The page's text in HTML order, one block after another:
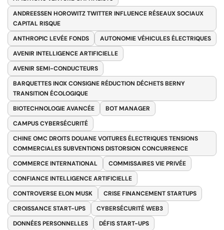
ANDREESSEN HOROWITZ TWITTER INFLUENCE RÉSEAUX SOCIAUX
CAPITAL RISQUE
ANTHROPIC LEVÉE FONDS
AUTONOMIE VÉHICULES ÉLECTRIQUES
AVENIR INTELLIGENCE ARTIFICIELLE
AVENIR SEMI-CONDUCTEURS
BARQUETTES INOX CONSIGNE RÉDUCTION DÉCHETS BERNY
TRANSITION ÉCOLOGIQUE
BIOTECHNOLOGIE AVANCÉE
BOT MANAGER
CAMPUS CYBERSÉCURITÉ
CHINE OMC DROITS DOUANE VOITURES ÉLECTRIQUES TENSIONS
COMMERCIALES SUBVENTIONS DISTORSION CONCURRENCE
COMMERCE INTERNATIONAL
COMMISSAIRES VIE PRIVÉE
CONFIANCE INTELLIGENCE ARTIFICIELLE
CONTROVERSE ELON MUSK
CRISE FINANCEMENT STARTUPS
CROISSANCE START-UPS
CYBERSÉCURITÉ WEB3
DONNÉES PERSONNELLES
DÉFIS START-UPS